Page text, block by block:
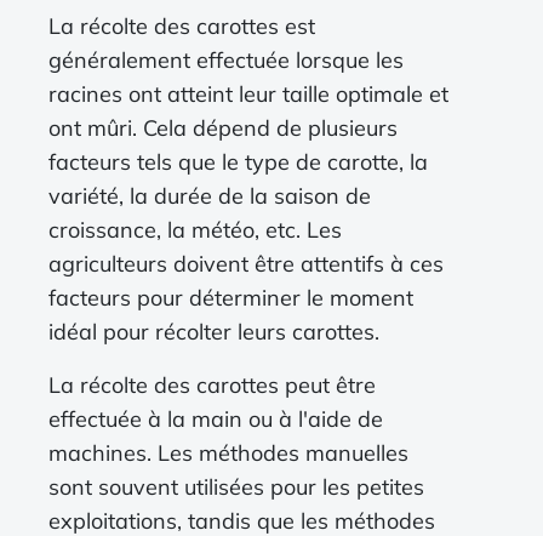
La récolte des carottes est
généralement effectuée lorsque les
racines ont atteint leur taille optimale et
ont mûri. Cela dépend de plusieurs
facteurs tels que le type de carotte, la
variété, la durée de la saison de
croissance, la météo, etc. Les
agriculteurs doivent être attentifs à ces
facteurs pour déterminer le moment
idéal pour récolter leurs carottes.
La récolte des carottes peut être
effectuée à la main ou à l'aide de
machines. Les méthodes manuelles
sont souvent utilisées pour les petites
exploitations, tandis que les méthodes